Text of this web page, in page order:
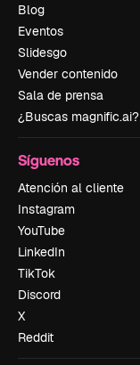
Blog
Eventos
Slidesgo
Vender contenido
Sala de prensa
¿Buscas magnific.ai?
Síguenos
Atención al cliente
Instagram
YouTube
LinkedIn
TikTok
Discord
X
Reddit